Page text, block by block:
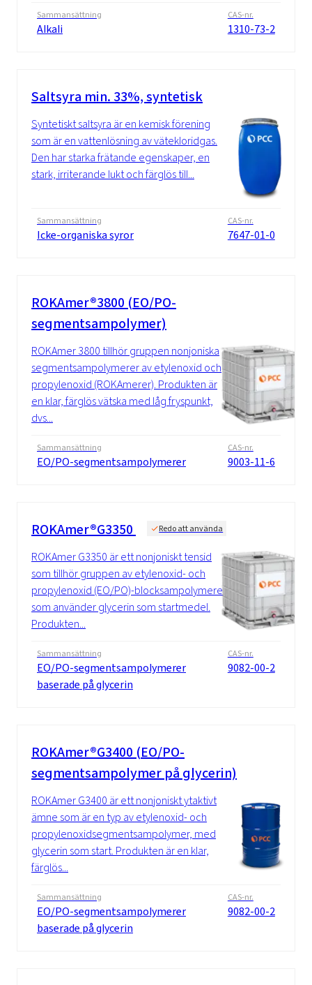
Sammansättning
Alkali
CAS-nr.
1310-73-2
Saltsyra min. 33%, syntetisk
Syntetiskt saltsyra är en kemisk förening
som är en vattenlösning av vätekloridgas.
Den har starka frätande egenskaper, en
stark, irriterande lukt och färglös till...
Sammansättning
Icke-organiska syror
CAS-nr.
7647-01-0
ROKAmer®3800 (EO/PO-
segmentsampolymer)
ROKAmer 3800 tillhör gruppen nonjoniska
segmentsampolymerer av etylenoxid och
propylenoxid (ROKAmerer). Produkten är
en klar, färglös vätska med låg fryspunkt,
dvs...
Sammansättning
EO/PO-segmentsampolymerer
CAS-nr.
9003-11-6
ROKAmer®G3350 Redo att använda
ROKAmer G3350 är ett nonjoniskt tensid
som tillhör gruppen av etylenoxid- och
propylenoxid (EO/PO)-blocksampolymerer
som använder glycerin som startmedel.
Produkten...
Sammansättning
EO/PO-segmentsampolymerer
baserade på glycerin
CAS-nr.
9082-00-2
ROKAmer®G3400 (EO/PO-
segmentsampolymer på glycerin)
ROKAmer G3400 är ett nonjoniskt ytaktivt
ämne som är en typ av etylenoxid- och
propylenoxidsegmentsampolymer, med
glycerin som start. Produkten är en klar,
färglös...
Sammansättning
EO/PO-segmentsampolymerer
baserade på glycerin
CAS-nr.
9082-00-2